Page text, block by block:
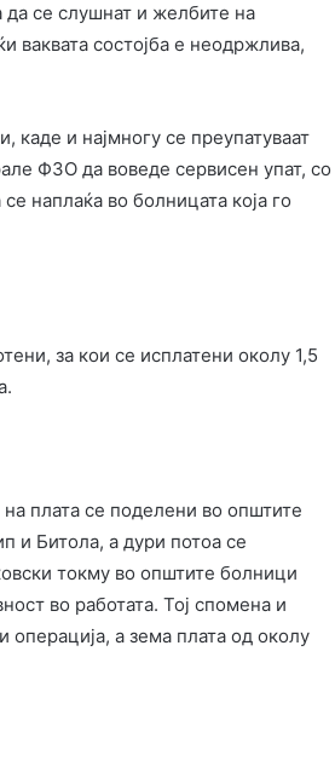
да се слушнат и желбите на
ваквата состојба е неодржлива,
каде и најмногу се преупатуваат
ФЗО да воведе сервисен упат, со
наплаќа во болницата која го
за кои се исплатени околу 1,5
плата се поделени во општите
и Битола, а дури потоа се
токму во општите болници
во работата. Тој спомена и
операција, а зема плата од околу